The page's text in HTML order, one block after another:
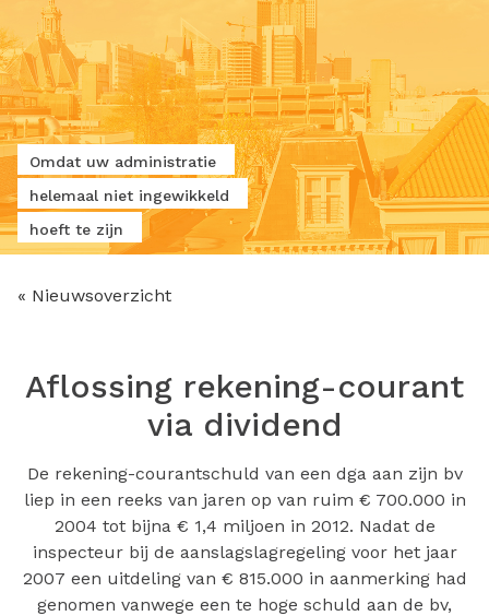
Omdat uw administratie
helemaal niet ingewikkeld
hoeft te zijn
« Nieuwsoverzicht
Aflossing rekening-courant
via dividend
De rekening-courantschuld van een dga aan zijn bv
liep in een reeks van jaren op van ruim € 700.000 in
2004 tot bijna € 1,4 miljoen in 2012. Nadat de
inspecteur bij de aanslagslagregeling voor het jaar
2007 een uitdeling van € 815.000 in aanmerking had
genomen vanwege een te hoge schuld aan de bv,